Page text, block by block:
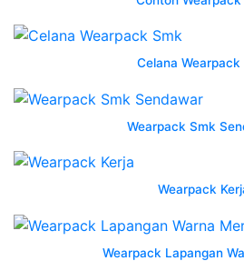
semarang
wa
Wearpack
2
surakarta
Celana Wearpack
Wearpack Smk
Wearpack
Wearpack Lapangan